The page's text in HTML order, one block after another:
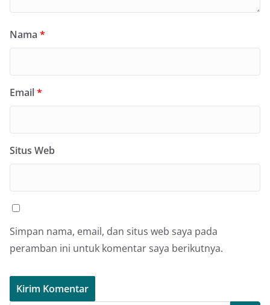
Nama *
Email*
Situs Web
Simpan nama, email, dan situs web saya pada
peramban ini untuk komentar saya berikutnya.